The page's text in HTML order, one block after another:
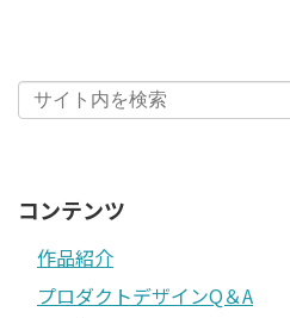
コンテンツ
作品紹介
プロダクトデザインQ＆A